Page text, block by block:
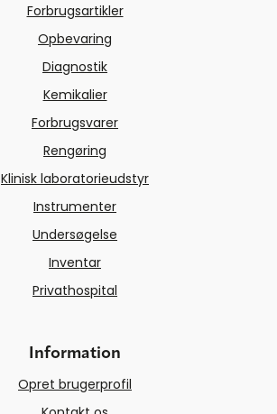
Forbrugsartikler
Opbevaring
Diagnostik
Kemikalier
Forbrugsvarer
Rengøring
Klinisk laboratorieudstyr
Instrumenter
Undersøgelse
Inventar
Privathospital
Information
Opret brugerprofil